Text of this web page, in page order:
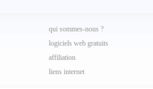
Avril 2024
Mars 2024
Février 2024
Janvier 2024
Décembre 2023
Novembre 2023
qui sommes-nous ?
logiciels web gratuits
affiliation
liens internet